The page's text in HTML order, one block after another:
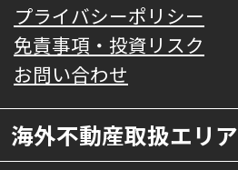
プライバシーポリシー
免責事項・投資リスク
お問い合わせ
海外不動産取扱エリア